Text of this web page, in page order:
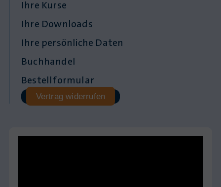
Ihre Kurse
Ihre Downloads
Ihre persönliche Daten
Buchhandel
Bestellformular
Vertrag widerrufen